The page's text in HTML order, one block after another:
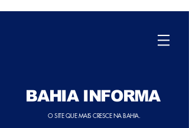
BAHIA INFORMA
O SITE QUE MAIS CRESCE NA BAHIA.